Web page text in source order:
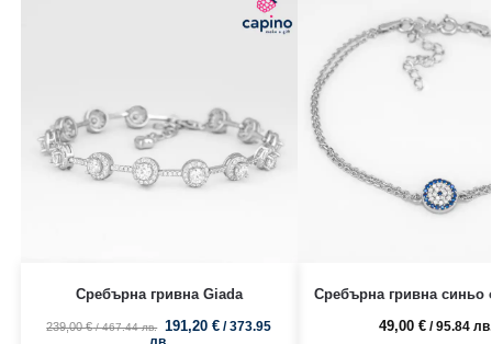
Сребърна гривна Giada
239,00€ / 467.44 лв. 191,20€ / 373.95
Сребърна гривна синьо
49,00 € / 95.84 лв.